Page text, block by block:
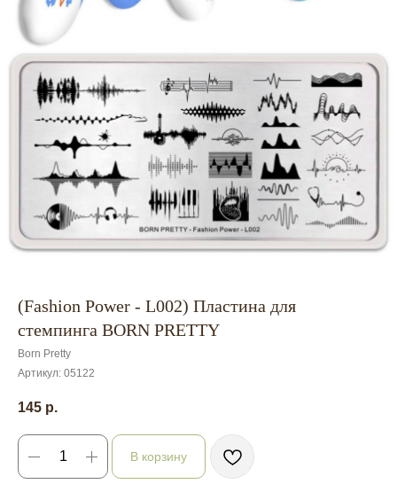
(Fashion Power - L002) Пластина для
стемпинга BORN PRETTY
Born Pretty
Артикул: 05122
145 р.
В корзину